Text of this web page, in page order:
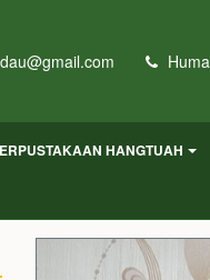
HANGTUAH